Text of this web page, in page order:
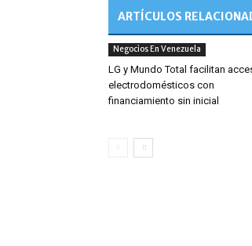
ARTÍCULOS
Negocios En Venezuela
LG y Mundo Total facilitan
electrodomésticos con
financiamiento sin inicial